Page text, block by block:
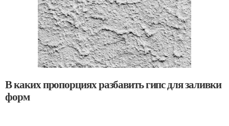
В каких пропорциях разбавить гипс для заливки
форм